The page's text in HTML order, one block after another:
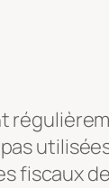
fiscaux